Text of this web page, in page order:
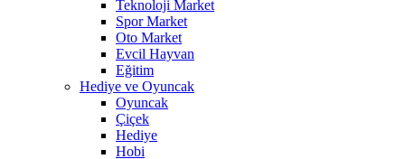
Teknoloji Market
Spor Market
Oto Market
Evcil Hayvan
Eğitim
Hediye ve Oyuncak
Oyuncak
Çiçek
Hediye
Hobi